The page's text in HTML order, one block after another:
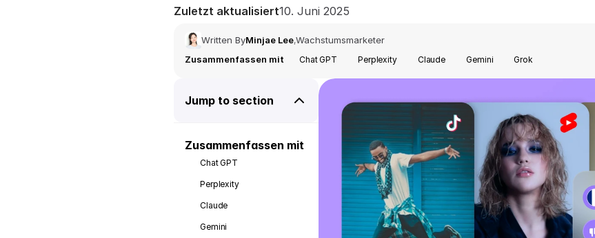
Zuletzt aktualisiert10. Juni 2025
Written ByMinjae Lee,Wachstumsmarketer
Zusammenfassen mit
Chat GPT Perplexity Claude Gemini Grok
Jump to section
Zusammenfassen mit
Chat GPT
Perplexity
Claude
Gemini